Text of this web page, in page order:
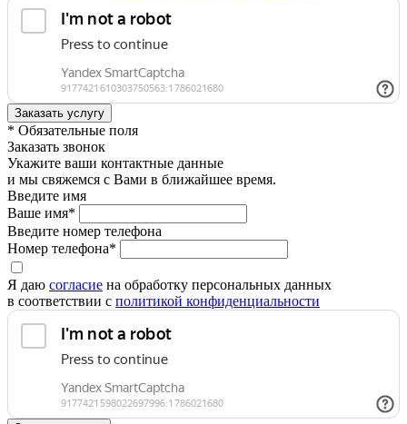
* Обязательные поля
Заказать звонок
Укажите ваши контактные данные
и мы свяжемся с Вами в ближайшее время.
Введите имя
Ваше имя*
Введите номер телефона
Номер телефона*
Я даю согласие на обработку персональных данных
в соответствии с политикой конфиденциальности